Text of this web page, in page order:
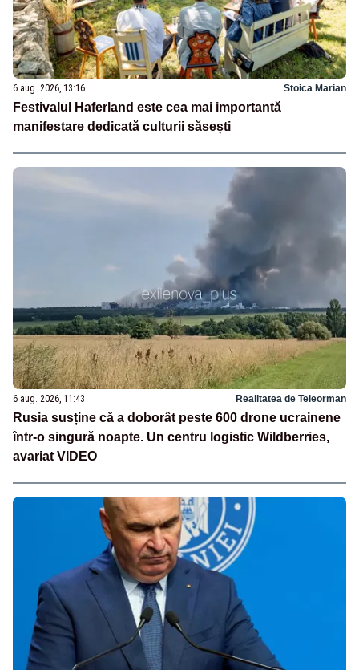
6 aug. 2026, 13:16 Stoica Marian
Festivalul Haferland este cea mai importantă
manifestare dedicată culturii săsești
6 aug. 2026, 11:43 Realitatea de Teleorman
Rusia susține că a doborât peste 600 drone ucrainene
într-o singură noapte. Un centru logistic Wildberries,
avariat VIDEO